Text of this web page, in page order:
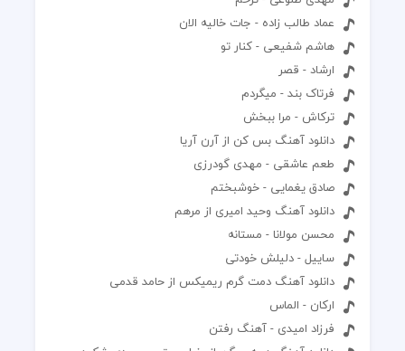
عماد طالب زاده - جات خالیه الان
هاشم شفیعی - کنار تو
ارشاد - قصر
فرتاک بند - میگردم
ترکاش - مرا ببخش
دانلود آهنگ بس کن از آرن آریا
طعم عاشقی - مهدی گودرزی
صادق یغمایی - خوشبختم
دانلود آهنگ وحید امیری از مرهم
محسن مولانا - مستانه
ساییل - دلیلش خودتی
دانلود آهنگ دمت گرم ریمیکس از حامد قدمی
ارکان - الماس
فرزاد امیدی - آهنگ رفتن